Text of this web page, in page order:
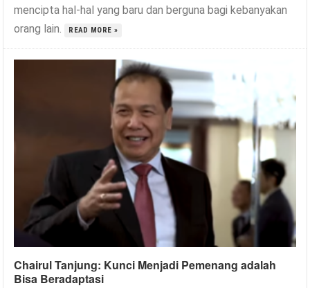
mencipta hal-hal yang baru dan berguna bagi kebanyakan
orang lain.
READ MORE »
Chairul Tanjung: Kunci Menjadi Pemenang adalah
Bisa Beradaptasi